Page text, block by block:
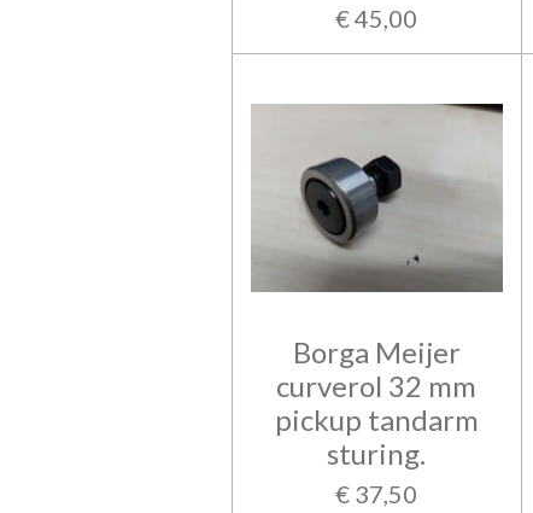
€ 45,00
Borga Meijer
curverol 32 mm
pickup tandarm
sturing.
€ 37,50